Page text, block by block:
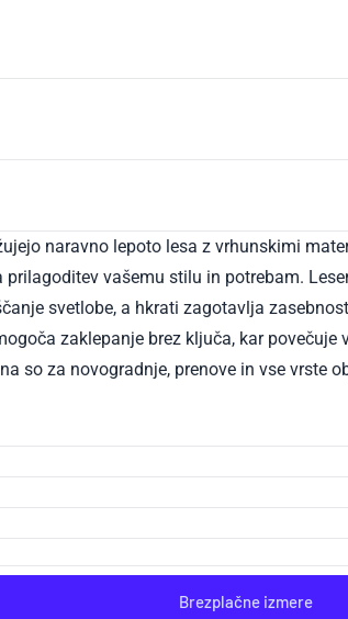
naravno lepoto lesa z vrhunskimi
vašemu stilu in potrebam.
svetlobe, a hkrati zagotavlja
zaklepanje brez ključa, kar
so za novogradnje, prenove in vse vrste
Brezplačne izmere